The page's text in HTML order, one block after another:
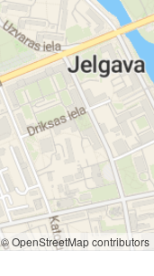
© OpenStreetMap contributors